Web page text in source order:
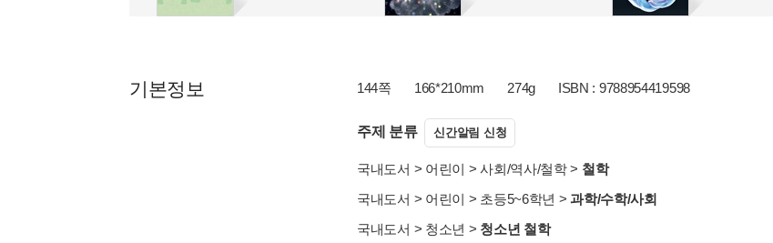
기본정보 144쪽 166*210mm 274g ISBN : 9788954419598
주제 분류 신간알림 신청
국내도서 > 어린이 >사회/역사/철학> 철학
국내도서 > 어린이 > 초등5~6학년 >과학/수학/사회
국내도서 > 청소년 > 청소년 철학